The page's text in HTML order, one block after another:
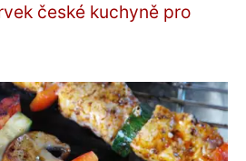
české kuchyně pro